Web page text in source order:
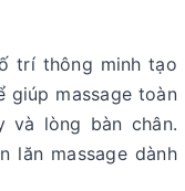
trí thông minh tạo
giúp massage toàn
và lòng bàn chân.
lăn massage dành